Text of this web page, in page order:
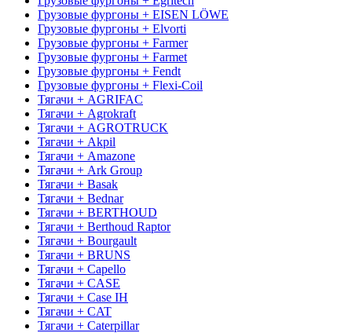
Грузовые фургоны + EISEN LÖWE
Грузовые фургоны + Elvorti
Грузовые фургоны + Farmer
Грузовые фургоны + Farmet
Грузовые фургоны + Fendt
Грузовые фургоны + Flexi-Coil
Тягачи + AGRIFAC
Тягачи + Agrokraft
Тягачи + AGROTRUCK
Тягачи + Akpil
Тягачи + Amazone
Тягачи + Ark Group
Тягачи + Basak
Тягачи + Bednar
Тягачи + BERTHOUD
Тягачи + Berthoud Raptor
Тягачи + Bourgault
Тягачи + BRUNS
Тягачи + Capello
Тягачи + CASE
Тягачи + Case IH
Тягачи + CAT
Тягачи + Caterpillar